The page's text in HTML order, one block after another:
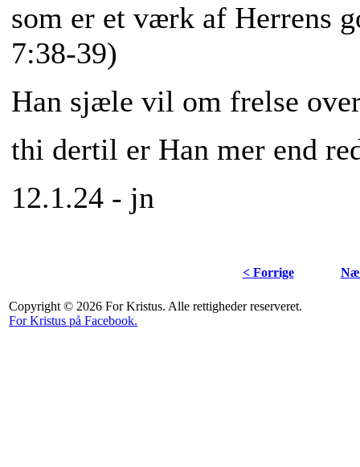
som er et værk af Herrens
7:38-39)
Han sjæle vil om frelse
thi dertil er Han mer end
12.1.24 - jn
< Forrige
Copyright © 2026 For Kristus. Alle rettigheder reserveret.
For Kristus på Facebook.